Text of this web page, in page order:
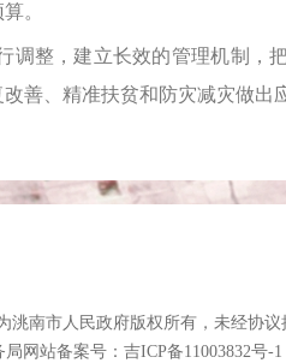
。
整，建立长效的管理机制，
善、精准扶贫和防灾减灾做出
南市人民政府版权所有，未经协议
局网站备案号：吉ICP备11003832号-1